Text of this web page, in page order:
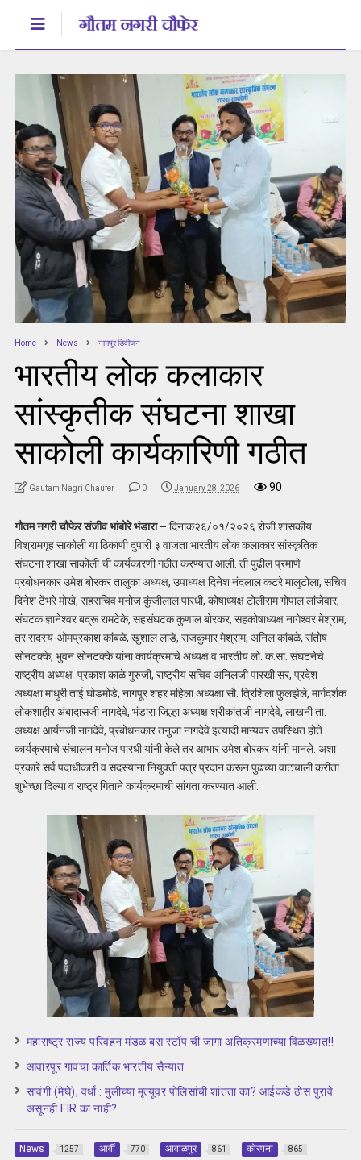
Home News नागपुर डिवीजन
भारतीय लोक कलाकार
सांस्कृतीक संघटना शाखा
साकोली कार्यकारिणी गठीत
Gautam Nagri Chaufer 0 January 28, 2026 90
गौतम नगरी चौफेर संजीव भांबोरे भंडारा – दिनांक२६/०१/२०२६ रोजी शासकीय
विश्रामगृह साकोली या ठिकाणी दुपारी ३ वाजता भारतीय लोक कलाकार सांस्कृतिक
संघटना शाखा साकोली ची कार्यकारणी गठीत करण्यात आली. ती पुढील प्रमाणे
प्रबोधनकार उमेश बोरकर तालुका अध्यक्ष, उपाध्यक्ष दिनेश नंदलाल कटरे मालुटोला, सचिव
दिनेश टेंभरे मोखे, सहसचिव मनोज कुंजीलाल पारधी, कोषाध्यक्ष टोलीराम गोपाल लांजेवार,
संघटक ज्ञानेश्वर बद्रू रामटेके, सहसंघटक कुणाल बोरकर, सहकोषाध्यक्ष नागेश्वर मेश्राम,
तर सदस्य-ओमप्रकाश कांबळे, खुशाल लाडे, राजकुमार मेश्राम, अनिल कांबळे, संतोष
सोनटक्के, भुवन सोनटक्के यांना कार्यक्रमाचे अध्यक्ष व भारतीय लो. क.सा. संघटनेचे
राष्ट्रीय अध्यक्ष प्रकाश काळे गुरुजी, राष्ट्रीय सचिव अनिलजी पारखी सर, प्रदेश
अध्यक्षा माधुरी ताई घोडमोडे, नागपूर शहर महिला अध्यक्षा सौ. त्रिशिला फुलझेले, मार्गदर्शक
लोकशाहीर अंबादासजी नागदेवे, भंडारा जिल्हा अध्यक्ष श्रीकांतजी नागदेवे, लाखनी ता.
अध्यक्ष आर्यनजी नागदेवे, प्रबोधनकार तनुजा नागदेवे इत्यादी मान्यवर उपस्थित होते.
कार्यक्रमाचे संचालन मनोज पारधी यांनी केले तर आभार उमेश बोरकर यांनी मानले. अशा
प्रकारे सर्व पदाधीकारी व सदस्यांना नियुक्ती पत्र प्रदान करून पुढच्या वाटचाली करीता
शुभेच्छा दिल्या व राष्ट्र गिताने कार्यक्रमाची सांगता करण्यात आली.
महाराष्ट्र राज्य परिवहन मंडळ बस स्टॉप ची जागा अतिक्रमणाच्या विळख्यात!!
आवारपूर गावचा कार्तिक भारतीय सैन्यात
सावंगी (मेघे), वर्धा : मुलीच्या मृत्यूवर पोलिसांची शांतता का? आईकडे ठोस पुरावे
असूनही FIR का नाही?
News 1257 आर्वी 770 आवाळपुर 861 कोरपना 865